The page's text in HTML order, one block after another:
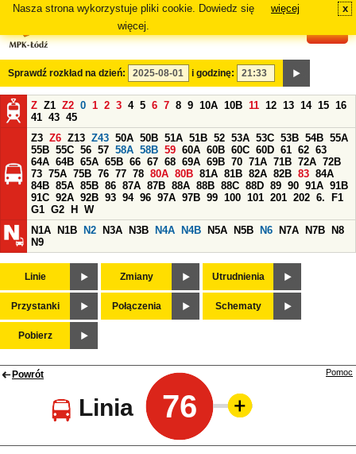
Nasza strona wykorzystuje pliki cookie. Dowiedz się
więcej.
więcej x
Sprawdź rozkład na dzień: i godzinę:
Z Z1 Z2 0 1 2 3 4 5 6 7 8 9 10A 10B 11 12 13 14 15 16
41 43 45
Z3 Z6 Z13 Z43 50A 50B 51A 51B 52 53A 53C 53B 54B 55A
55B 55C 56 57 58A 58B 59 60A 60B 60C 60D 61 62 63
64A 64B 65A 65B 66 67 68 69A 69B 70 71A 71B 72A 72B
73 75A 75B 76 77 78 80A 80B 81A 81B 82A 82B 83 84A
84B 85A 85B 86 87A 87B 88A 88B 88C 88D 89 90 91A 91B
91C 92A 92B 93 94 96 97A 97B 99 100 101 201 202 6.
F1
G1 G2 H
W
N1A
N1B N2 N3A N3B N4A N4B N5A N5B N6 N7A N7B
N8
N9
Linie Zmiany Utrudnienia
Przystanki Połączenia Schematy
Pobierz
Powrót
Linia 76
Pomoc